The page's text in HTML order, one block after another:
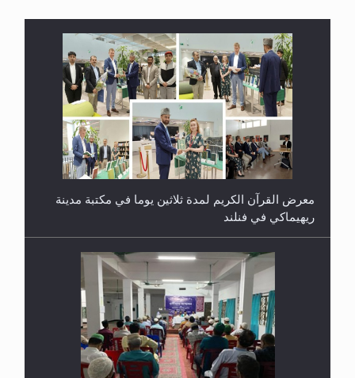
معرض القرآن الكريم لمدة ثلاثين يوما في مكتبة مدينة
ريهيماكي في فنلند